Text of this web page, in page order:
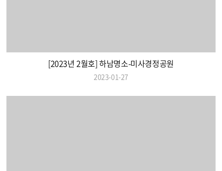
[2023년 2월호] 하남명소-미사경정공원
2023-01-27